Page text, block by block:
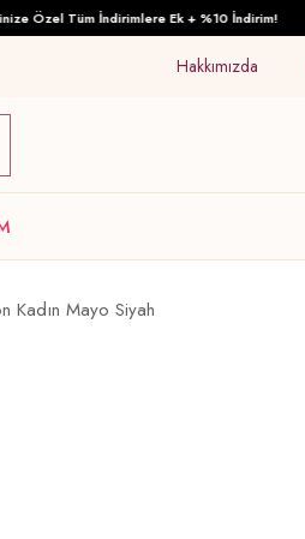
Özel Tüm İndirimlere Ek + %10 İndirim!
Hakkımızda
Kadın Mayo Siyah